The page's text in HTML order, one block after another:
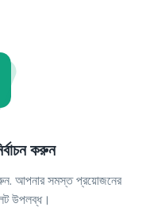
করুন
আপনার সমস্ত প্রয়োজনের
উপলব্ধ।